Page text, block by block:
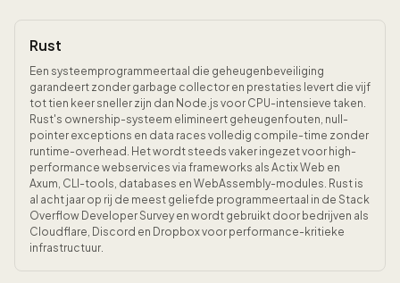
Rust
Een systeemprogrammeertaal die geheugenbeveiliging
garandeert zonder garbage collector en prestaties levert die vijf
tot tien keer sneller zijn dan Node.js voor CPU-intensieve taken.
Rust's ownership-systeem elimineert geheugenfouten, null-
pointer exceptions en data races volledig compile-time zonder
runtime-overhead. Het wordt steeds vaker ingezet voor high-
performance webservices via frameworks als Actix Web en
Axum, CLI-tools, databases en WebAssembly-modules. Rust is
al acht jaar op rij de meest geliefde programmeertaal in de Stack
Overflow Developer Survey en wordt gebruikt door bedrijven als
Cloudflare, Discord en Dropbox voor performance-kritieke
infrastructuur.